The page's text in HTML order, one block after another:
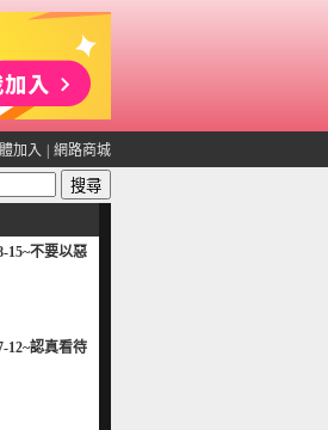
加入 網路商城
15~不要以惡
12~認真看待